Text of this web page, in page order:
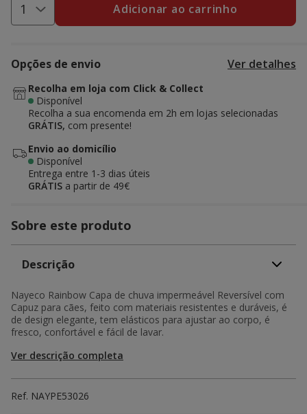
Adicionar ao carrinho
Opções de envio Ver detalhes
Recolha em loja com Click & Collect
Disponível
Recolha a sua encomenda em 2h em lojas selecionadas
GRÁTIS, com presente!
Envio ao domicílio
Disponível
Entrega entre 1-3 dias úteis
GRÁTIS a partir de 49€
Sobre este produto
Descrição
Nayeco Rainbow Capa de chuva impermeável Reversível com
Capuz para cães, feito com materiais resistentes e duráveis, é
de design elegante, tem elásticos para ajustar ao corpo, é
fresco, confortável e fácil de lavar.
Ver descrição completa
Ref. NAYPE53026